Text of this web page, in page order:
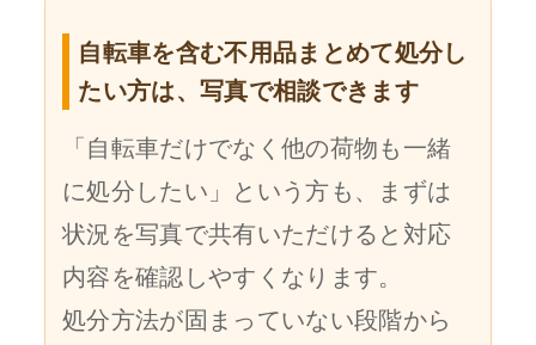
自転車を含む不用品まとめて処分し
たい方は、写真で相談できます
「自転車だけでなく他の荷物も一緒
に処分したい」という方も、まずは
状況を写真で共有いただけると対応
内容を確認しやすくなります。
処分方法が固まっていない段階から